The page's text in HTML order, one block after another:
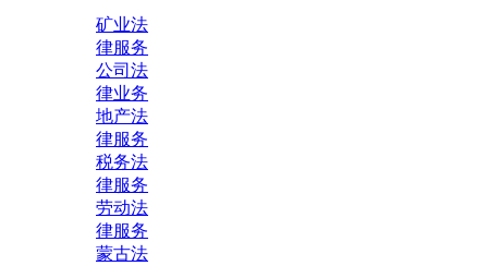
矿业法
律服务
公司法
律业务
地产法
律服务
税务法
律服务
劳动法
律服务
蒙古法